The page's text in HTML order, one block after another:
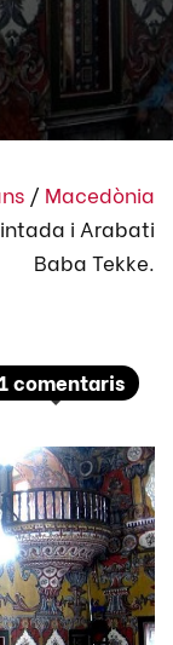
/ Macedònia
i Arabati
Baba Tekke.
comentaris